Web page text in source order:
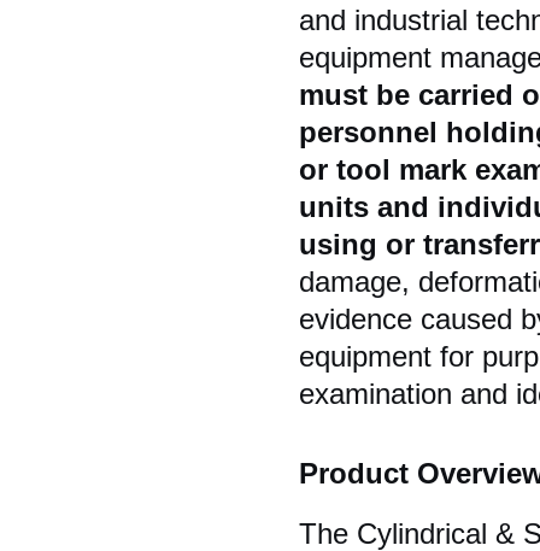
and industrial
equipment
must be carried
personnel
or tool mark
units and
using or
damage,
evidence caused
equipment for
examination and
Product
The Cylindrical &